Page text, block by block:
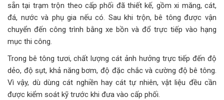
sẵn tại trạm trộn theo cấp phối đã thiết kế, gồm xi măng, cát,
đá, nước và phụ gia nếu có. Sau khi trộn, bê tông được vận
chuyển đến công trình bằng xe bồn và đổ trực tiếp vào hạng
mục thi công.
Trong bê tông tươi, chất lượng cát ảnh hưởng trực tiếp đến độ
dẻo, độ sụt, khả năng bơm, độ đặc chắc và cường độ bê tông.
Vì vậy, dù dùng cát nghiền hay cát tự nhiên, vật liệu đều cần
được kiểm soát kỹ trước khi đưa vào cấp phối.